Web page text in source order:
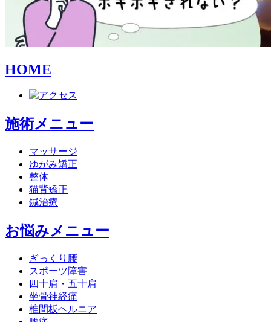
HOME
施術メニュー
マッサージ
ゆがみ矯正
整体
猫背矯正
鍼治療
お悩みメニュー
ぎっくり腰
スポーツ障害
四十肩・五十肩
坐骨神経痛
椎間板ヘルニア